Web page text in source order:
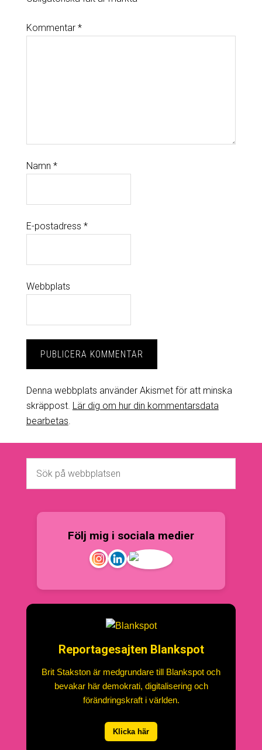
Kommentar *
Namn *
E-postadress *
Webbplats
Denna webbplats använder Akismet för att minska
skräppost. Lär dig om hur din kommentarsdata
bearbetas
Följ mig i sociala medier
Reportagesajten Blankspot
Brit Stakston är medgrundare till Blankspot och
bevakar här demokrati, digitalisering och
förändringskraft i världen.
Klicka här